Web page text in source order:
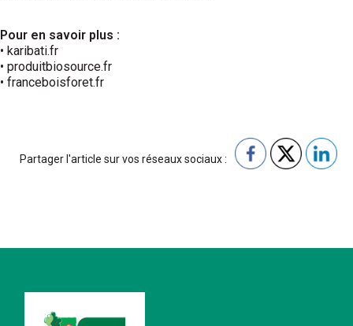
Pour en savoir plus :
• karibati.fr
• produitbiosource.fr
• franceboisforet.fr
Partager l'article sur vos réseaux sociaux :